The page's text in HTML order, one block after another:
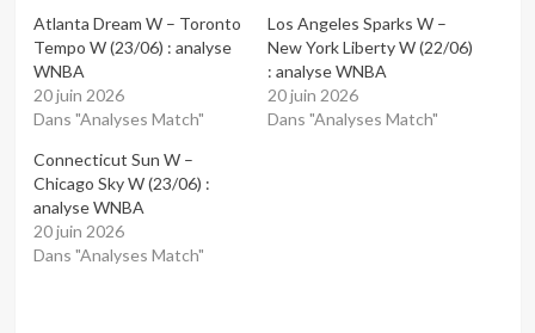
Atlanta Dream W – Toronto
Tempo W (23/06) : analyse
WNBA
20 juin 2026
Dans "Analyses Match"
Los Angeles Sparks W –
New York Liberty W (22/06)
: analyse WNBA
20 juin 2026
Dans "Analyses Match"
Connecticut Sun W –
Chicago Sky W (23/06) :
analyse WNBA
20 juin 2026
Dans "Analyses Match"